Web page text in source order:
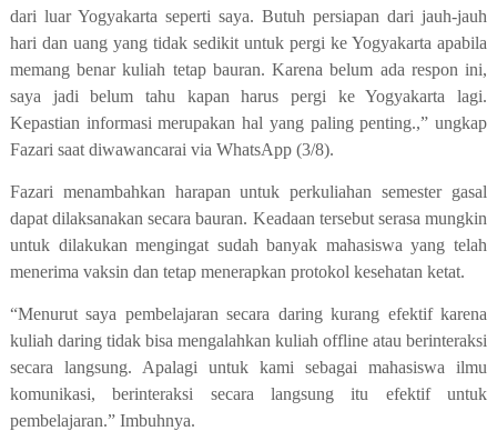
dari luar Yogyakarta seperti saya. Butuh persiapan dari jauh-jauh
hari dan uang yang tidak sedikit untuk pergi ke Yogyakarta apabila
memang benar kuliah tetap bauran. Karena belum ada respon ini,
saya jadi belum tahu kapan harus pergi ke Yogyakarta lagi.
Kepastian informasi merupakan hal yang paling penting.,” ungkap
Fazari saat diwawancarai via WhatsApp (3/8).
Fazari menambahkan harapan untuk perkuliahan semester gasal
dapat dilaksanakan secara bauran. Keadaan tersebut serasa mungkin
untuk dilakukan mengingat sudah banyak mahasiswa yang telah
menerima vaksin dan tetap menerapkan protokol kesehatan ketat.
“Menurut saya pembelajaran secara daring kurang efektif karena
kuliah daring tidak bisa mengalahkan kuliah offline atau berinteraksi
secara langsung. Apalagi untuk kami sebagai mahasiswa ilmu
komunikasi, berinteraksi secara langsung itu efektif untuk
pembelajaran.” Imbuhnya.